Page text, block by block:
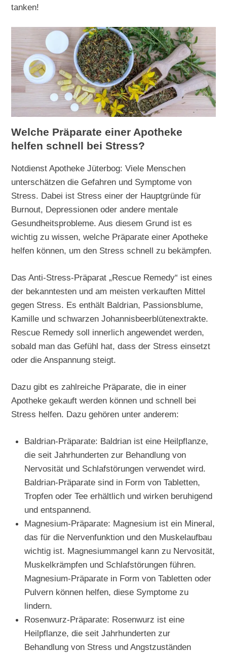
tanken!
Welche Präparate einer Apotheke
helfen schnell bei Stress?
Notdienst Apotheke Jüterbog: Viele Menschen
unterschätzen die Gefahren und Symptome von
Stress. Dabei ist Stress einer der Hauptgründe für
Burnout, Depressionen oder andere mentale
Gesundheitsprobleme. Aus diesem Grund ist es
wichtig zu wissen, welche Präparate einer Apotheke
helfen können, um den Stress schnell zu bekämpfen.
Das Anti-Stress-Präparat „Rescue Remedy“ ist eines
der bekanntesten und am meisten verkauften Mittel
gegen Stress. Es enthält Baldrian, Passionsblume,
Kamille und schwarzen Johannisbeerblütenextrakte.
Rescue Remedy soll innerlich angewendet werden,
sobald man das Gefühl hat, dass der Stress einsetzt
oder die Anspannung steigt.
Dazu gibt es zahlreiche Präparate, die in einer
Apotheke gekauft werden können und schnell bei
Stress helfen. Dazu gehören unter anderem:
Baldrian-Präparate: Baldrian ist eine Heilpflanze,
die seit Jahrhunderten zur Behandlung von
Nervosität und Schlafstörungen verwendet wird.
Baldrian-Präparate sind in Form von Tabletten,
Tropfen oder Tee erhältlich und wirken beruhigend
und entspannend.
Magnesium-Präparate: Magnesium ist ein Mineral,
das für die Nervenfunktion und den Muskelaufbau
wichtig ist. Magnesiummangel kann zu Nervosität,
Muskelkrämpfen und Schlafstörungen führen.
Magnesium-Präparate in Form von Tabletten oder
Pulvern können helfen, diese Symptome zu
lindern.
Rosenwurz-Präparate: Rosenwurz ist eine
Heilpflanze, die seit Jahrhunderten zur
Behandlung von Stress und Angstzuständen